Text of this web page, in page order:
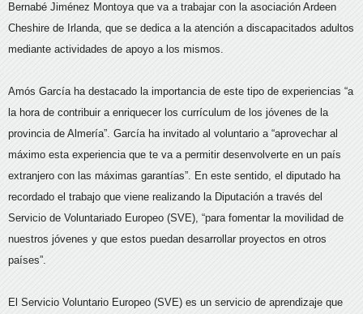
Bernabé Jiménez Montoya que va a trabajar con la asociación Ardeen
Cheshire de Irlanda, que se dedica a la atención a discapacitados adultos
mediante actividades de apoyo a los mismos.
Amós García ha destacado la importancia de este tipo de experiencias “a
la hora de contribuir a enriquecer los currículum de los jóvenes de la
provincia de Almería”. García ha invitado al voluntario a “aprovechar al
máximo esta experiencia que te va a permitir desenvolverte en un país
extranjero con las máximas garantías”. En este sentido, el diputado ha
recordado el trabajo que viene realizando la Diputación a través del
Servicio de Voluntariado Europeo (SVE), “para fomentar la movilidad de
nuestros jóvenes y que estos puedan desarrollar proyectos en otros
países”.
El Servicio Voluntario Europeo (SVE) es un servicio de aprendizaje que